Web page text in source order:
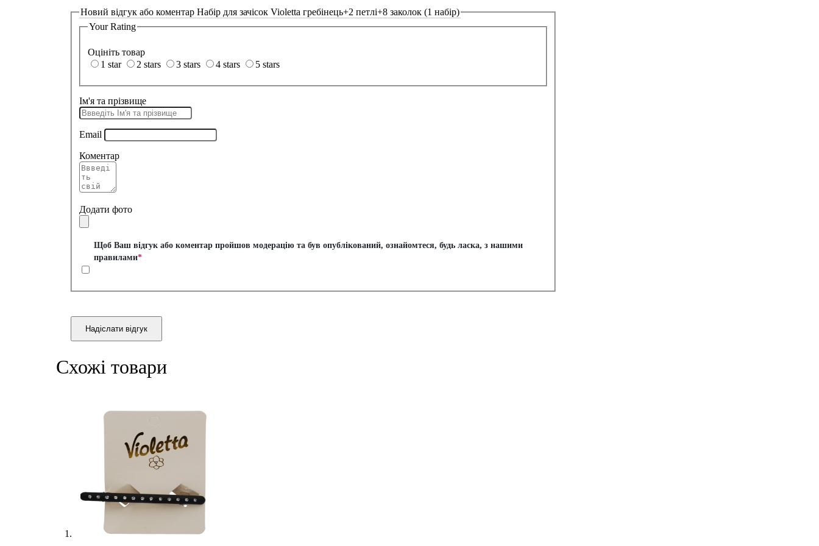
Новий відгук або коментар Набір для зачісок Violetta гребінець+2 петлі+8 заколок (1 набір)
Your Rating
Оцініть товар
1 star
2 stars 3 stars 4 stars 5 stars
Ім'я та прізвище
Email
Коментар
Додати фото
Щоб Ваш відгук або коментар пройшов модерацію та був опублікований, ознайомтеся, будь ласка, з нашими
правилами*
Надіслати відгук
Схожі товари